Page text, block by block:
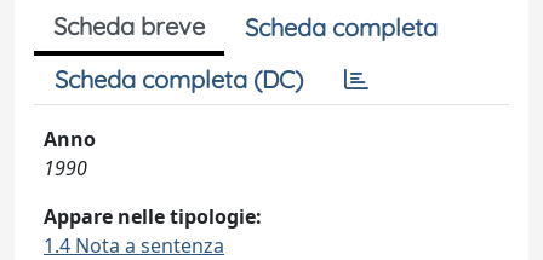
Scheda breve
Scheda completa
Scheda completa (DC)
Anno
1990
Appare nelle tipologie:
1.4 Nota a sentenza